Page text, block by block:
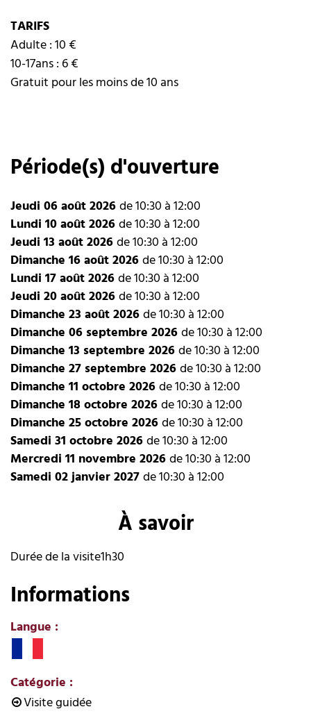
TARIFS
Adulte : 10 €
10-17ans : 6 €
Gratuit pour les moins de 10 ans
Période(s) d'ouverture
Jeudi 06 août 2026de 10:30 à 12:00
Lundi 10 août 2026de 10:30 à 12:00
Jeudi 13 août 2026de 10:30 à 12:00
Dimanche 16 août 2026de 10:30 à 12:00
Lundi 17 août 2026de 10:30 à 12:00
Jeudi 20 août 2026de 10:30 à 12:00
Dimanche 23 août 2026de 10:30 à 12:00
Dimanche 06 septembre 2026de 10:30 à 12:00
Dimanche 13 septembre 2026de 10:30 à 12:00
Dimanche 27 septembre 2026de 10:30 à 12:00
Dimanche 11 octobre 2026de 10:30 à 12:00
Dimanche 18 octobre 2026de 10:30 à 12:00
Dimanche 25 octobre 2026de 10:30 à 12:00
Samedi 31 octobre 2026de 10:30 à 12:00
Mercredi 11 novembre 2026de 10:30 à 12:00
Samedi 02 janvier 2027de 10:30 à 12:00
À savoir
Durée de la visite1h30
Informations
Langue :
Catégorie :
Visite guidée